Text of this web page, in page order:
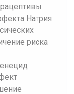
Натрия
риска